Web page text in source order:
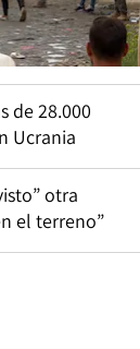
de 28.000
Ucrania
otra
el terreno”